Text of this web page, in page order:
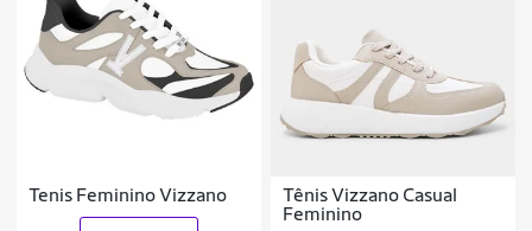
Tenis Feminino Vizzano
Tênis Vizzano Casual
Feminino